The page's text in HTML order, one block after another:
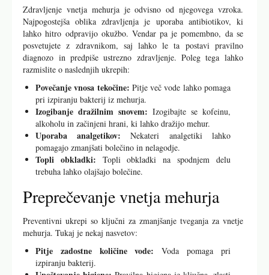
Zdravljenje vnetja mehurja je odvisno od njegovega vzroka.
Najpogostejša oblika zdravljenja je uporaba antibiotikov, ki
lahko hitro odpravijo okužbo. Vendar pa je pomembno, da se
posvetujete z zdravnikom, saj lahko le ta postavi pravilno
diagnozo in predpiše ustrezno zdravljenje. Poleg tega lahko
razmislite o naslednjih ukrepih:
Povečanje vnosa tekočine: Pitje več vode lahko pomaga
pri izpiranju bakterij iz mehurja.
Izogibanje dražilnim snovem: Izogibajte se kofeinu,
alkoholu in začinjeni hrani, ki lahko dražijo mehur.
Uporaba analgetikov: Nekateri analgetiki lahko
pomagajo zmanjšati bolečino in nelagodje.
Topli obkladki: Topli obkladki na spodnjem delu
trebuha lahko olajšajo bolečine.
Preprečevanje vnetja mehurja
Preventivni ukrepi so ključni za zmanjšanje tveganja za vnetje
mehurja. Tukaj je nekaj nasvetov:
Pitje zadostne količine vode: Voda pomaga pri
izpiranju bakterij.